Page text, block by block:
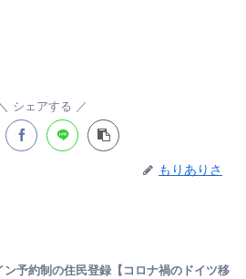
シェアする
もりありさ
ン予約制の住民登録【コロナ禍のドイツ移